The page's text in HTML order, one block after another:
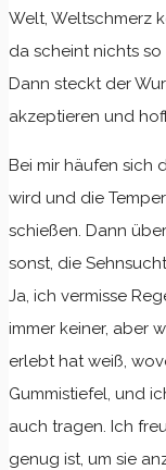
Welt, Weltschmerz
da scheint nichts
Dann steckt der
akzeptieren und
Bei mir häufen sich
wird und die
schießen. Dann
sonst, die
Ja, ich vermisse
immer keiner, aber
erlebt hat weiß,
Gummistiefel, und
auch tragen. Ich
genug ist, um sie